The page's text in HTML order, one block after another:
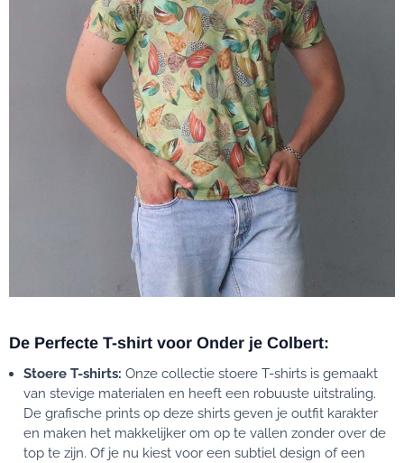
De Perfecte T-shirt voor Onder je Colbert:
Stoere T-shirts: Onze collectie stoere T-shirts is gemaakt
van stevige materialen en heeft een robuuste uitstraling.
De grafische prints op deze shirts geven je outfit karakter
en maken het makkelijker om op te vallen zonder over de
top te zijn. Of je nu kiest voor een subtiel design of een